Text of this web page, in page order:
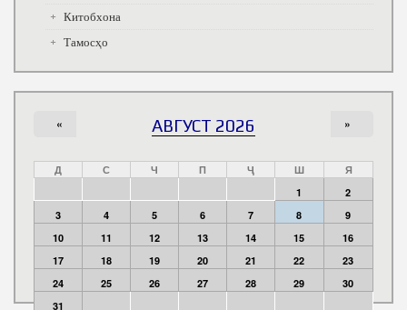
Китобхона
Тамосҳо
АВГУСТ 2026
« »
Д С Ч П Ҷ Ш
Я
1
2
3
4 5 6 7 8
9
10
11 12 13 14 15
16
17
18 19 20 21 22
23
24
25 26 27 28 29
30
31